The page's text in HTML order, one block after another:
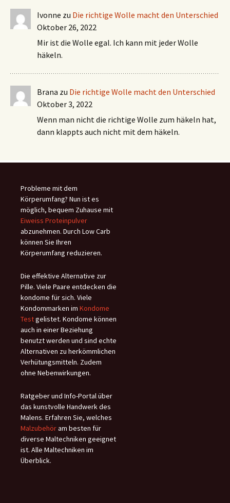
Ivonne zu Die richtige Wolle macht den Unterschied
Oktober 26, 2022
Mir ist die Wolle egal. Ich kann mit jeder Wolle
häkeln.
Brana zu Die richtige Wolle macht den Unterschied
Oktober 3, 2022
Wenn man nicht die richtige Wolle zum häkeln hat,
dann klappts auch nicht mit dem häkeln.
Probleme mit dem
Körperumfang? Nun ist es
möglich, bequem Zuhause mit
Eiweiss Proteinpulver
abzunehmen. Durch Low Carb
können Sie Ihren
Körperumfang reduzieren.
Die effektive Alternative zur
Pille. Viele Paare entdecken die
kondome für sich. Viele
Kondommarken im Kondome
Testgelistet. Kondome können
auch in einer Beziehung
benutzt werden und sind echte
Alternativen zu herkömmlichen
Verhütungsmitteln. Zudem
ohne Nebenwirkungen.
Ratgeber und Info-Portal über
das kunstvolle Handwerk des
Malens. Erfahren Sie, welches
Malzubehöram besten für
diverse Maltechniken geeignet
ist. Alle Maltechniken im
Überblick.